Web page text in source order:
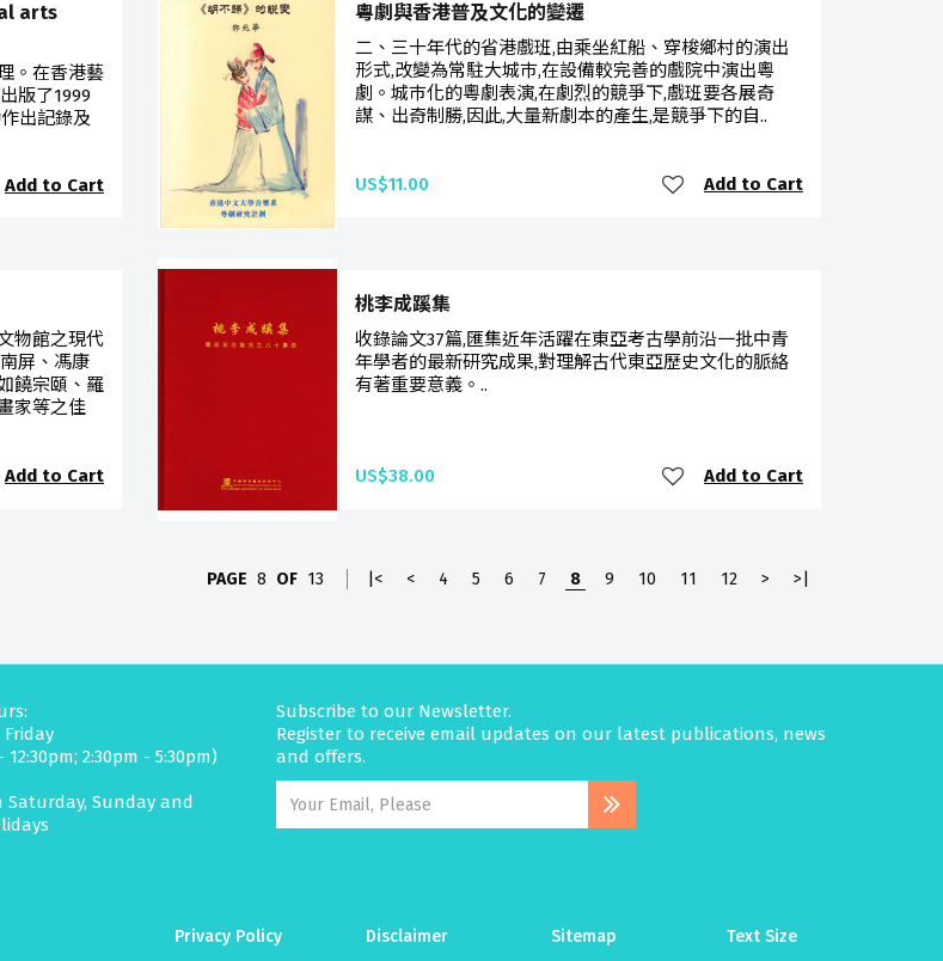
arts
。在香港藝
版了1999
出記錄及
Add to Cart
粵劇與香港普及文化的變遷
二、三十年代的省港戲班,由乘坐紅船、穿梭鄉村的演出
形式,改變為常駐大城巿,在設備較完善的戲院中演出粵
劇。城巿化的粵劇表演,在劇烈的競爭下,戲班要各展奇
謀、出奇制勝,因此,大量新劇本的產生,是競爭下的自..
US$11.00 Add to Cart
物館之現代
屏、馮康
饒宗頤、羅
家等之佳
Add to Cart
桃李成蹊集
收錄論文37篇,匯集近年活躍在東亞考古學前沿一批中青
年學者的最新研究成果,對理解古代東亞歷史文化的脈絡
有著重要意義。..
US$38.00 Add to Cart
PAGE 8 OF 13 |< < 4 5 6 7 8 9 10 11 12 > >|
12:30pm; 2:30pm - 5:30pm)
Saturday, Sunday and
Subscribe to our Newsletter.
Register to receive email updates on our latest publications, news
and offers.
Privacy Policy Disclaimer Sitemap Text Size